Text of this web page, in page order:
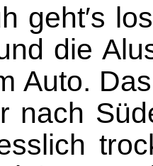
geht′s
die
Auto.
nach